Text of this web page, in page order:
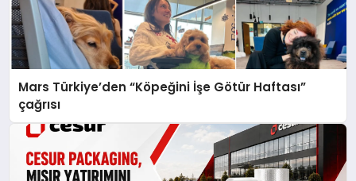
Mars Türkiye’den “Köpeğini İşe Götür Haftası”
çağrısı